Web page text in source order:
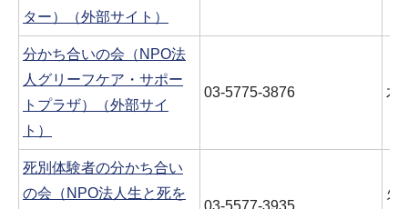
ター）（外部サイト）
分かち合いの会（NPO法
人グリーフケア・サポー
トプラザ）（外部サイ
ト）
03-5775-3876 木
死別体験者の分かち合い
の会（NPO法人生と死を
03-5577-3935
火